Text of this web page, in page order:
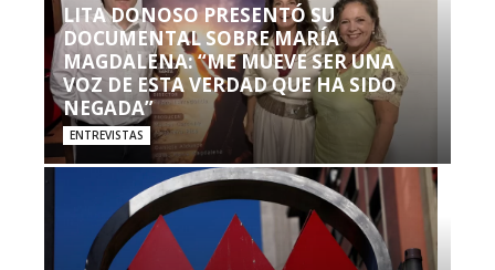
LITA DONOSO PRESENTÓ SU
DOCUMENTAL SOBRE MARÍA
MAGDALENA: “ME MUEVE SER UNA
VOZ DE ESTA VERDAD QUE HA SIDO
NEGADA”
ENTREVISTAS